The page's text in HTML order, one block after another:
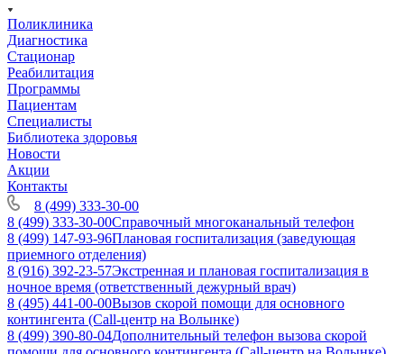
Поликлиника
Диагностика
Стационар
Реабилитация
Программы
Пациентам
Специалисты
Библиотека здоровья
Новости
Акции
Контакты
8 (499) 333-30-00
8 (499) 333-30-00Справочный многоканальный телефон
8 (499) 147-93-96Плановая госпитализация (заведующая
приемного отделения)
8 (916) 392-23-57Экстренная и плановая госпитализация в
ночное время (ответственный дежурный врач)
8 (495) 441-00-00Вызов скорой помощи для основного
контингента (Call-центр на Волынке)
8 (499) 390-80-04Дополнительный телефон вызова скорой